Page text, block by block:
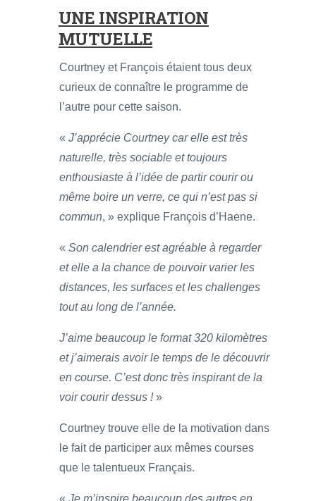
UNE INSPIRATION
MUTUELLE
Courtney et François étaient tous deux
curieux de connaître le programme de
l’autre pour cette saison.
« J’apprécie Courtney car elle est très
naturelle, très sociable et toujours
enthousiaste à l’idée de partir courir ou
même boire un verre, ce qui n’est pas si
commun, » explique François d’Haene.
« Son calendrier est agréable à regarder
et elle a la chance de pouvoir varier les
distances, les surfaces et les challenges
tout au long de l’année.
J’aime beaucoup le format 320 kilomètres
et j’aimerais avoir le temps de le découvrir
en course. C’est donc très inspirant de la
voir courir dessus !»
Courtney trouve elle de la motivation dans
le fait de participer aux mêmes courses
que le talentueux Français.
« Je m’inspire beaucoup des autres en